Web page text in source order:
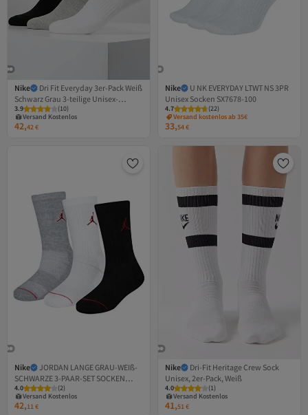
Nike
Dri Fit Everyday 3er-Pack Weiß
Schwarz Grau 3-teilige Unisex-
Socken
3.9 (10)
Versand Kostenlos
Gratis Versand
Versand Kostenlos
42,42€
Nike
U NK EVERYDAY LTWT NS 3PR
Unisex Socken SX7678-100
4.7 (22)
Versand kostenlos ab 35€
33,54€
Nike
JORDAN LANGE GRAU-WEIß-
SCHWARZE 3-PAAR-SET SOCKEN
WJ0010 (GRÖSSE 35-38)
4.0 (2)
Versand Kostenlos
Gratis Versand
Versand Kostenlos
42,11€
Nike
Dri-Fit Heritage Crew Sock
Unisex, 2er-Pack, Weiß
4.0 (1)
Versand Kostenlos
Gratis Versand
Versand Kostenlos
41,51€